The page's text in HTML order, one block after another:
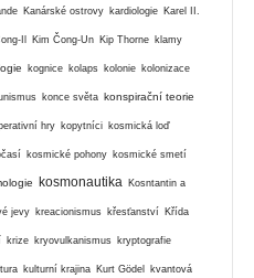
Kanárské ostrovy kardiologie Karel II.
Il Kim Čong-Un Kip Thorne klamy
kognice kolaps kolonie kolonizace
konce světa konspirační teorie
hry kopytníci kosmická loď
kosmické pohony kosmické smetí
kosmonautika Kosntantin a
jevy kreacionismus křesťanství Křída
krize kryovulkanismus kryptografie
kulturní krajina Kurt Gödel kvantová